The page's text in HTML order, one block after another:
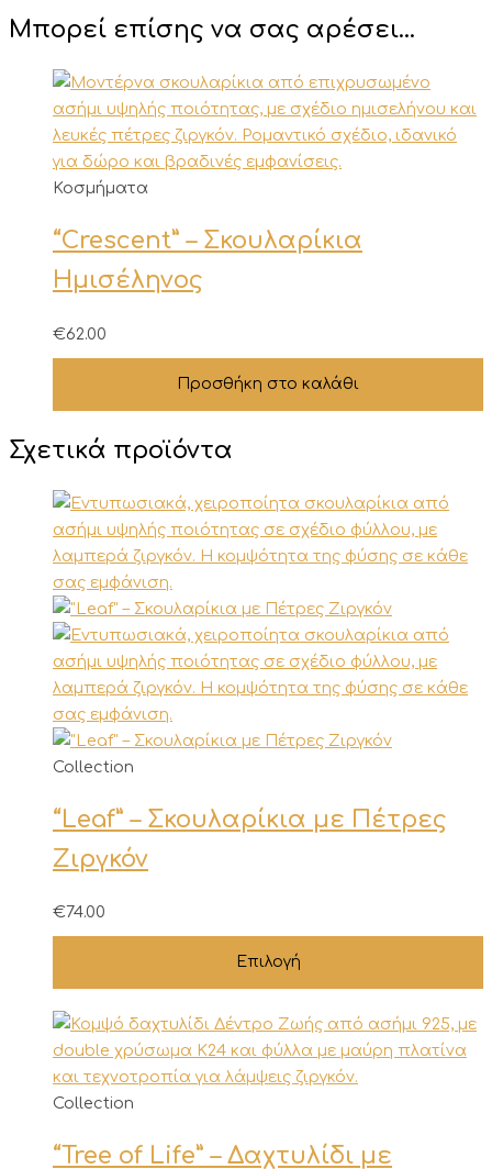
Μπορεί επίσης να σας αρέσει…
Κοσμήματα
“Crescent” – Σκουλαρίκια
Ημισέληνος
€62.00
Προσθήκη στο καλάθι
Σχετικά προϊόντα
Collection
“Leaf” – Σκουλαρίκια με Πέτρες
Ζιργκόν
€74.00
Επιλογή
Αυτό
προϊόν
έχει
πολλαπλές
επιλεγούν
στη
σελίδα
του
Collection
“Tree of Life” – Δαχτυλίδι με